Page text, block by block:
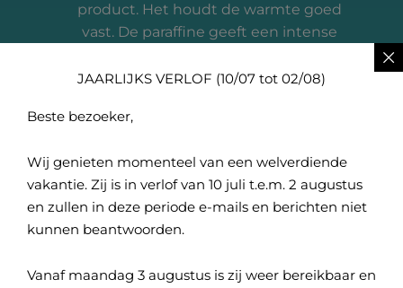
product. Het houdt de warmte goed
vast. De paraffine geeft een intense
heeft transpiratie tot gevolg. Een
De droge en ruwe huid wordt weer
Opmerking! Dit is echter niet geschikt
voor diabetici en mensen met een
slechte doorbloeding, huidirritaties,
uitslag, wratten en andere
JAARLIJKS VERLOF (10/07 tot 02/08)
Beste bezoeker,
Wij genieten momenteel van een welverdiende
vakantie. Zij is in verlof van 10 juli t.e.m. 2 augustus
en zullen in deze periode e-mails en berichten niet
kunnen beantwoorden.
Vanaf maandag 3 augustus is zij weer bereikbaar en